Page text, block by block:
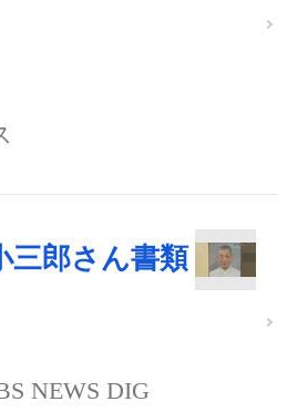
三郎さん書類
NEWS DIG